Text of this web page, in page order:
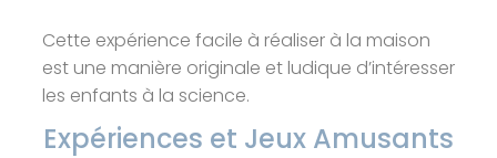
Cette expérience facile à réaliser à la maison
est une manière originale et ludique d’intéresser
les enfants à la science.
Expériences et Jeux Amusants